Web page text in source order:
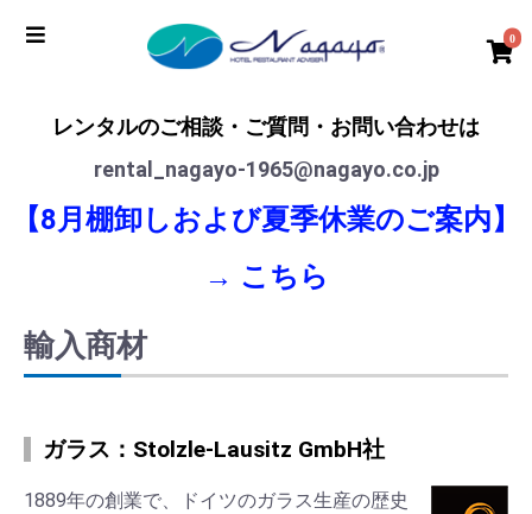
0
レンタルのご相談・ご質問・お問い合わせは
rental_nagayo-1965@nagayo.co.jp
【8月棚卸しおよび夏季休業のご案内】
→ こちら
輸入商材
ガラス：Stolzle-Lausitz GmbH社
1889年の創業で、ドイツのガラス生産の歴史